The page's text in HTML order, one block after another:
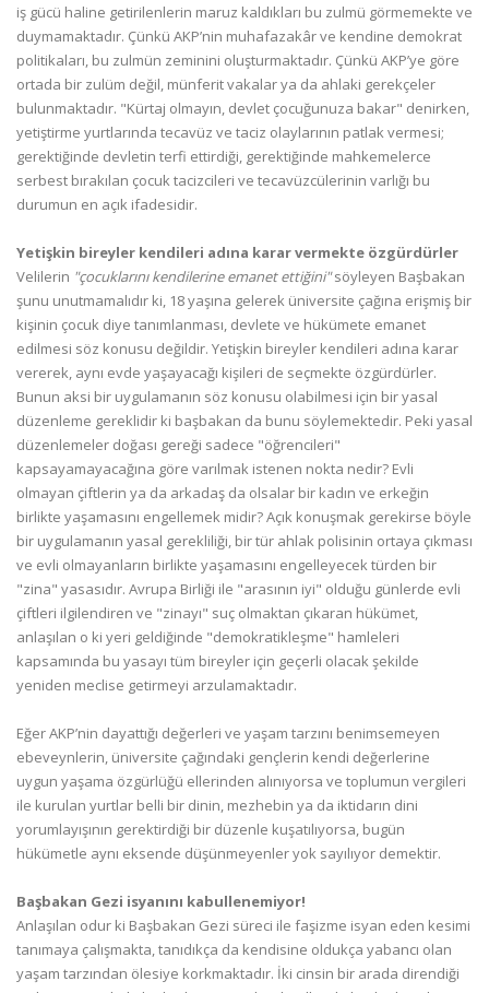
iş gücü haline getirilenlerin maruz kaldıkları bu zulmü görmemekte ve
duymamaktadır. Çünkü AKP’nin muhafazakâr ve kendine demokrat
politikaları, bu zulmün zeminini oluşturmaktadır. Çünkü AKP’ye göre
ortada bir zulüm değil, münferit vakalar ya da ahlaki gerekçeler
bulunmaktadır. "Kürtaj olmayın, devlet çocuğunuza bakar" denirken,
yetiştirme yurtlarında tecavüz ve taciz olaylarının patlak vermesi;
gerektiğinde devletin terfi ettirdiği, gerektiğinde mahkemelerce
serbest bırakılan çocuk tacizcileri ve tecavüzcülerinin varlığı bu
durumun en açık ifadesidir.
Yetişkin bireyler kendileri adına karar vermekte özgürdürler
Velilerin "çocuklarını kendilerine emanet ettiğini"söyleyen Başbakan
şunu unutmamalıdır ki, 18 yaşına gelerek üniversite çağına erişmiş bir
kişinin çocuk diye tanımlanması, devlete ve hükümete emanet
edilmesi söz konusu değildir. Yetişkin bireyler kendileri adına karar
vererek, aynı evde yaşayacağı kişileri de seçmekte özgürdürler.
Bunun aksi bir uygulamanın söz konusu olabilmesi için bir yasal
düzenleme gereklidir ki başbakan da bunu söylemektedir. Peki yasal
düzenlemeler doğası gereği sadece "öğrencileri"
kapsayamayacağına göre varılmak istenen nokta nedir? Evli
olmayan çiftlerin ya da arkadaş da olsalar bir kadın ve erkeğin
birlikte yaşamasını engellemek midir? Açık konuşmak gerekirse böyle
bir uygulamanın yasal gerekliliği, bir tür ahlak polisinin ortaya çıkması
ve evli olmayanların birlikte yaşamasını engelleyecek türden bir
"zina" yasasıdır. Avrupa Birliği ile "arasının iyi" olduğu günlerde evli
çiftleri ilgilendiren ve "zinayı" suç olmaktan çıkaran hükümet,
anlaşılan o ki yeri geldiğinde "demokratikleşme" hamleleri
kapsamında bu yasayı tüm bireyler için geçerli olacak şekilde
yeniden meclise getirmeyi arzulamaktadır.
Eğer AKP’nin dayattığı değerleri ve yaşam tarzını benimsemeyen
ebeveynlerin, üniversite çağındaki gençlerin kendi değerlerine
uygun yaşama özgürlüğü ellerinden alınıyorsa ve toplumun vergileri
ile kurulan yurtlar belli bir dinin, mezhebin ya da iktidarın dini
yorumlayışının gerektirdiği bir düzenle kuşatılıyorsa, bugün
hükümetle aynı eksende düşünmeyenler yok sayılıyor demektir.
Başbakan Gezi isyanını kabullenemiyor!
Anlaşılan odur ki Başbakan Gezi süreci ile faşizme isyan eden kesimi
tanımaya çalışmakta, tanıdıkça da kendisine oldukça yabancı olan
yaşam tarzından ölesiye korkmaktadır. İki cinsin bir arada direndiği